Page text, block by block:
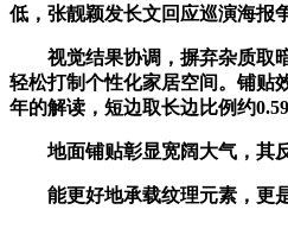
低，张靓颖发长文回应巡演海报
视觉结果协调，摒弃杂质取暗
轻松打制个性化家居空间。铺贴
年的解读，短边取长边比例约
地面铺贴彰显宽阔大气，其反
能更好地承载纹理元素，更是